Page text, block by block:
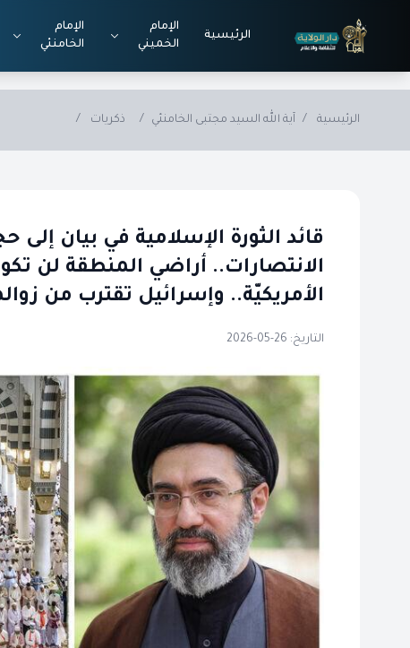
الرئيسية
الإمام
الخميني
الإمام
الخامنئي
الرئيسية / آية الله السيد مجتبى الخامنئي / ذكريات /
قائد الثورة الإسلامية في بيان إلى
الانتصارات.. أراضي المنطقة لن
الأمريكيّة.. وإسرائيل تقترب من
التاريخ: 26-05-2026